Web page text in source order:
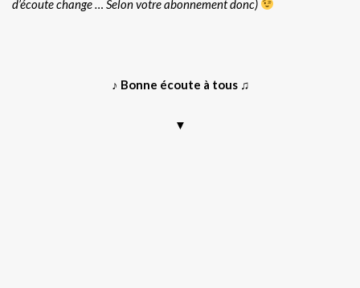
d’écoute change … Selon votre abonnement donc)
♪ Bonne écoute à tous ♫
▼